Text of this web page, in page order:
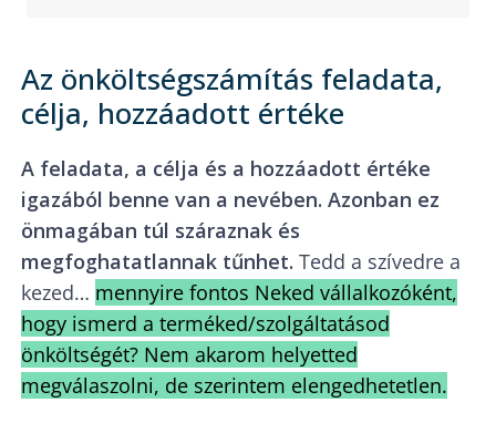
Az önköltségszámítás feladata,
célja, hozzáadott értéke
A feladata, a célja és a hozzáadott értéke
igazából benne van a nevében. Azonban ez
önmagában túl száraznak és
megfoghatatlannak tűnhet. Tedd a szívedre a
kezed… mennyire fontos Neked vállalkozóként,
hogy ismerd a terméked/szolgáltatásod
önköltségét? Nem akarom helyetted
megválaszolni, de szerintem elengedhetetlen.